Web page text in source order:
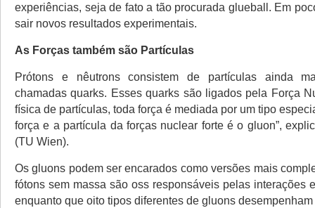
experiências, seja de fato a tão procurada glueball. Em
sair novos resultados experimentais.
As Forças também são Partículas
Prótons e nêutrons consistem de partículas ainda
chamadas quarks. Esses quarks são ligados pela Força
física de partículas, toda força é mediada por um tipo
força e a partícula da forças nuclear forte é o gluon”,
(TU Wien).
Os gluons podem ser encarados como versões mais
fótons sem massa são oss responsáveis pelas interações
enquanto que oito tipos diferentes de gluons